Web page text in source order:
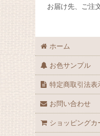
お届け先、ご注
ホーム
お色サンプル
特定商取引法表
お問い合わせ
ショッピングカ